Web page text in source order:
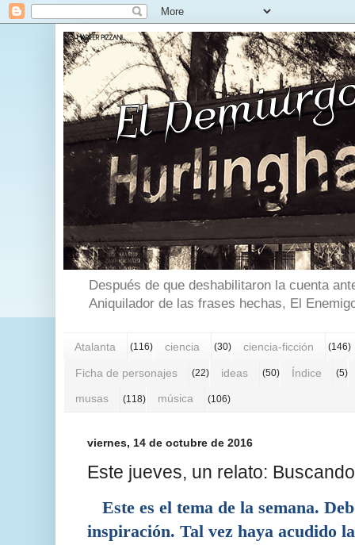
Después de que deshabilitaron la cuenta
Aniquilador de las frases hechas, El
Atalanta (116) ciencia (30) ciencia-ficción (146)
Ficha de personajes (22) ideas (50) Índice (5)
musas (118) música (106)
viernes, 14 de octubre de 2016
Este jueves, un relato:
Este es el tema de la semana.
inspiración. Tal vez haya acudido